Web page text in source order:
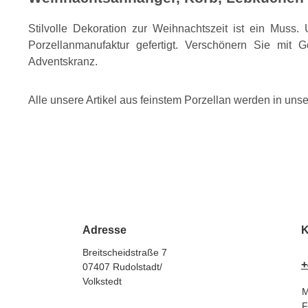
Stilvolle Dekoration zur Weihnachtszeit ist ein Muss.
Porzellanmanufaktur gefertigt. Verschönern Sie mit
Adventskranz.
Alle unsere Artikel aus feinstem Porzellan werden in
Adresse
Breitscheidstraße 7
07407 Rudolstadt/
Volkstedt